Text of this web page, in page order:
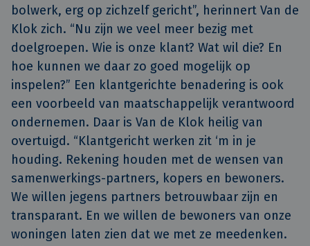
bolwerk, erg op zichzelf gericht”, herinnert Van de
Klok zich. “Nu zijn we veel meer bezig met
doelgroepen. Wie is onze klant? Wat wil die? En
hoe kunnen we daar zo goed mogelijk op
inspelen?” Een klantgerichte benadering is ook
een voorbeeld van maatschappelijk verantwoord
ondernemen. Daar is Van de Klok heilig van
overtuigd. “Klantgericht werken zit ‘m in je
houding. Rekening houden met de wensen van
samenwerkings-partners, kopers en bewoners.
We willen jegens partners betrouwbaar zijn en
transparant. En we willen de bewoners van onze
woningen laten zien dat we met ze meedenken.